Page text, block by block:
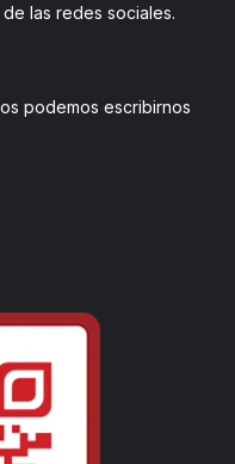
las redes sociales.
podemos escribirnos